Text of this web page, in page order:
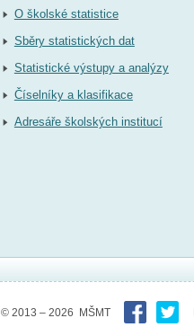
O školské statistice
Sběry statistických dat
Statistické výstupy a analýzy
Číselníky a klasifikace
Adresáře školských institucí
© 2013 – 2026 MŠMT